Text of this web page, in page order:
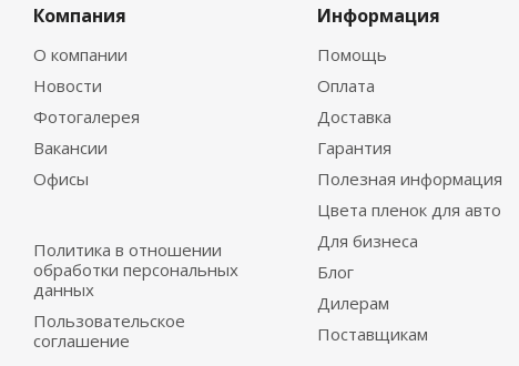
Компания
О компании
Новости
Фотогалерея
Вакансии
Офисы
Политика в отношении
обработки персональных
данных
Пользовательское
соглашение
Информация
Помощь
Оплата
Доставка
Гарантия
Полезная информация
Цвета пленок для авто
Для бизнеса
Блог
Дилерам
Поставщикам